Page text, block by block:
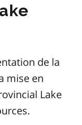
de la
mise en
Lake